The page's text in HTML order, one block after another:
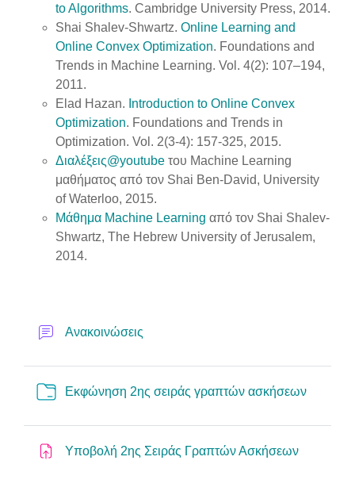
to Algorithms. Cambridge University Press, 2014.
Shai Shalev-Shwartz. Online Learning and
Online Convex Optimization. Foundations and
Trends in Machine Learning. Vol. 4(2): 107–194,
2011.
Elad Hazan. Introduction to Online Convex
Optimization. Foundations and Trends in
Optimization. Vol. 2(3-4): 157-325, 2015.
Διαλέξεις@youtube του Machine Learning
μαθήματος από τον Shai Ben-David, University
of Waterloo, 2015.
Μάθημα Machine Learning από τον Shai Shalev-
Shwartz, The Hebrew University of Jerusalem,
2014.
Ανακοινώσεις
Εκφώνηση 2ης σειράς γραπτών ασκήσεωνFolder
Υποβολή 2ης Σειράς Γραπτών Ασκήσεων